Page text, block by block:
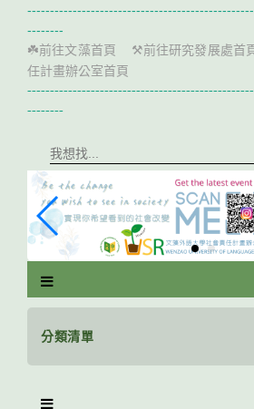
--------
☘️前往文藻首頁 ⚒️前往研究發展處首
任計畫辦公室首頁
--------
分類清單